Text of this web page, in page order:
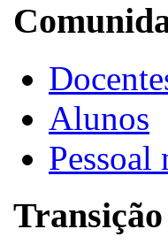
Alunos
Pessoal